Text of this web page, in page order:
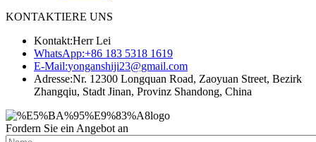
KONTAKTIERE UNS
Kontakt:Herr Lei
WhatsApp:+86 183 5318 1619
E-Mail:yonganshiji23@gmail.com
Adresse:Nr. 12300 Longquan Road, Zaoyuan Street, Bezirk
Zhangqiu, Stadt Jinan, Provinz Shandong, China
Fordern Sie ein Angebot an